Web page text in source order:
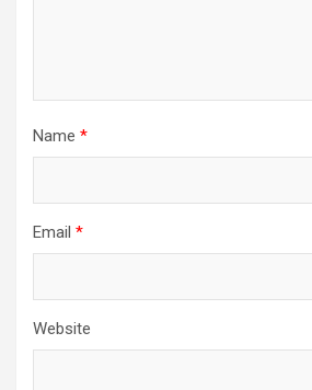
Name *
Email *
Website